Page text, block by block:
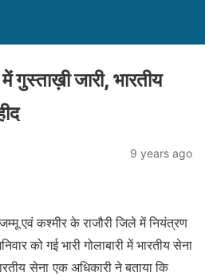
गुस्ताख़ी जारी, भारतीय
9 years ago
एवं कश्मीर के राजौरी जिले में नियंत्रण
को गई भारी गोलाबारी में भारतीय सेना
सेना एक अधिकारी ने बताया कि